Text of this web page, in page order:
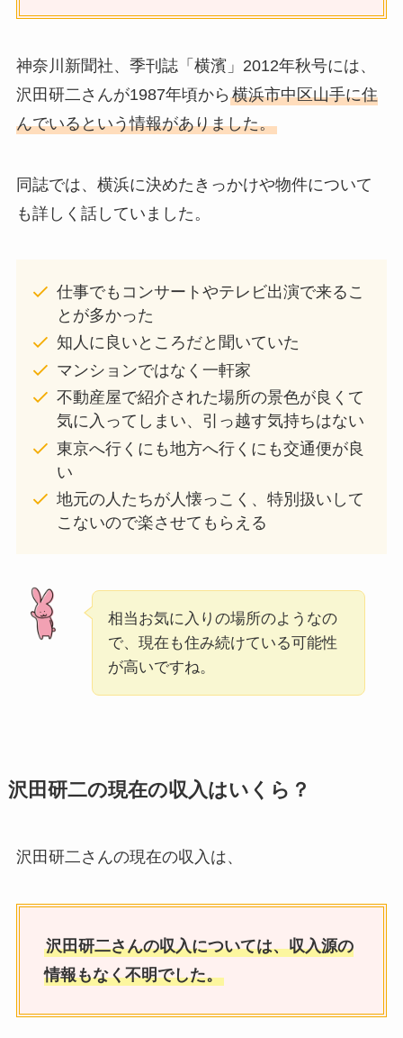
神奈川新聞社、季刊誌「横濱」2012年秋号には、
沢田研二さんが1987年頃から 横浜市中区山手に住
んでいるという情報がありました。
同誌では、横浜に決めたきっかけや物件について
も詳しく話していました。
仕事でもコンサートやテレビ出演で来るこ
とが多かった
知人に良いところだと聞いていた
マンションではなく一軒家
不動産屋で紹介された場所の景色が良くて
気に入ってしまい、引っ越す気持ちはない
東京へ行くにも地方へ行くにも交通便が良
い
地元の人たちが人懐っこく、特別扱いして
こないので楽させてもらえる
相当お気に入りの場所のようなの
で、現在も住み続けている可能性
が高いですね。
沢田研二の現在の収入はいくら？
沢田研二さんの現在の収入は、
沢田研二さんの収入については、収入源の
情報もなく不明でした。